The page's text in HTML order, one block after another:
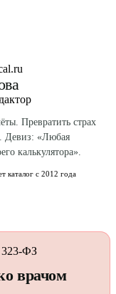
Превратить страх
Девиз: «Любая
калькулятора».
каталог с 2012 года
ФЗ
врачом